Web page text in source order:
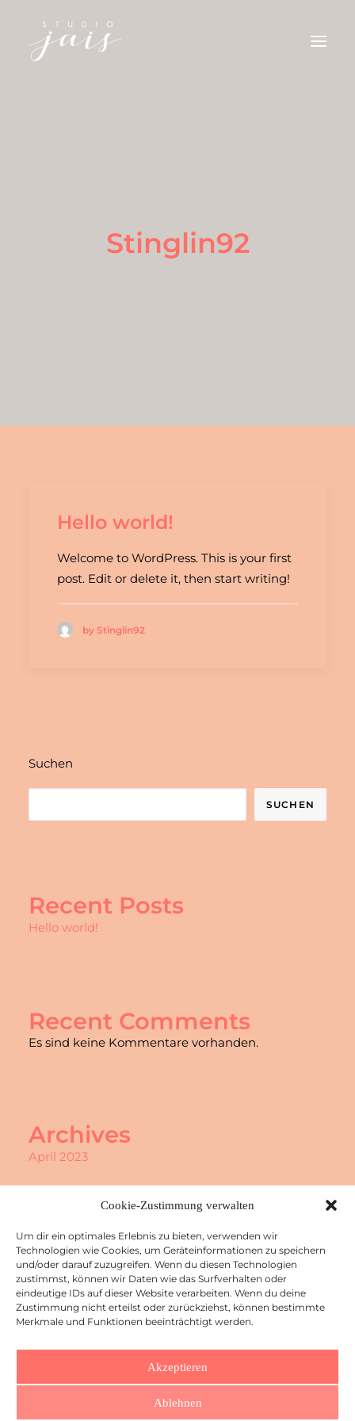
Cookie-Zustimmung verwalten
Um dir ein optimales Erlebnis zu bieten, verwenden wir
Technologien wie Cookies, um Geräteinformationen zu speichern
und/oder darauf zuzugreifen. Wenn du diesen Technologien
zustimmst, können wir Daten wie das Surfverhalten oder
eindeutige IDs auf dieser Website verarbeiten. Wenn du deine
Zustimmung nicht erteilst oder zurückziehst, können bestimmte
Merkmale und Funktionen beeinträchtigt werden.
Akzeptieren
Ablehnen
Stinglin92
Hello world!
Welcome to WordPress. This is your first
post. Edit or delete it, then start writing!
by Stinglin92
Suchen
SUCHEN
Recent Posts
Hello world!
Recent Comments
Es sind keine Kommentare vorhanden.
Archives
April 2023
Categories
Uncategorized